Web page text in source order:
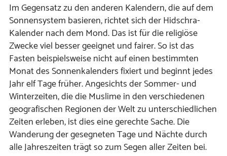
Im Gegensatz zu den anderen Kalendern, die auf dem
Sonnensystem basieren, richtet sich der Hidschra-
Kalender nach dem Mond. Das ist für die religiöse
Zwecke viel besser geeignet und fairer. So ist das
Fasten beispielsweise nicht auf einen bestimmten
Monat des Sonnenkalenders fixiert und beginnt jedes
Jahr elf Tage früher. Angesichts der Sommer- und
Winterzeiten, die die Muslime in den verschiedenen
geografischen Regionen der Welt zu unterschiedlichen
Zeiten erleben, ist dies eine gerechte Sache. Die
Wanderung der gesegneten Tage und Nächte durch
alle Jahreszeiten trägt so zum Segen aller Zeiten bei.